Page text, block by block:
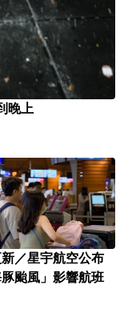
晚上
／星宇航空公布
豚颱風」影響航班